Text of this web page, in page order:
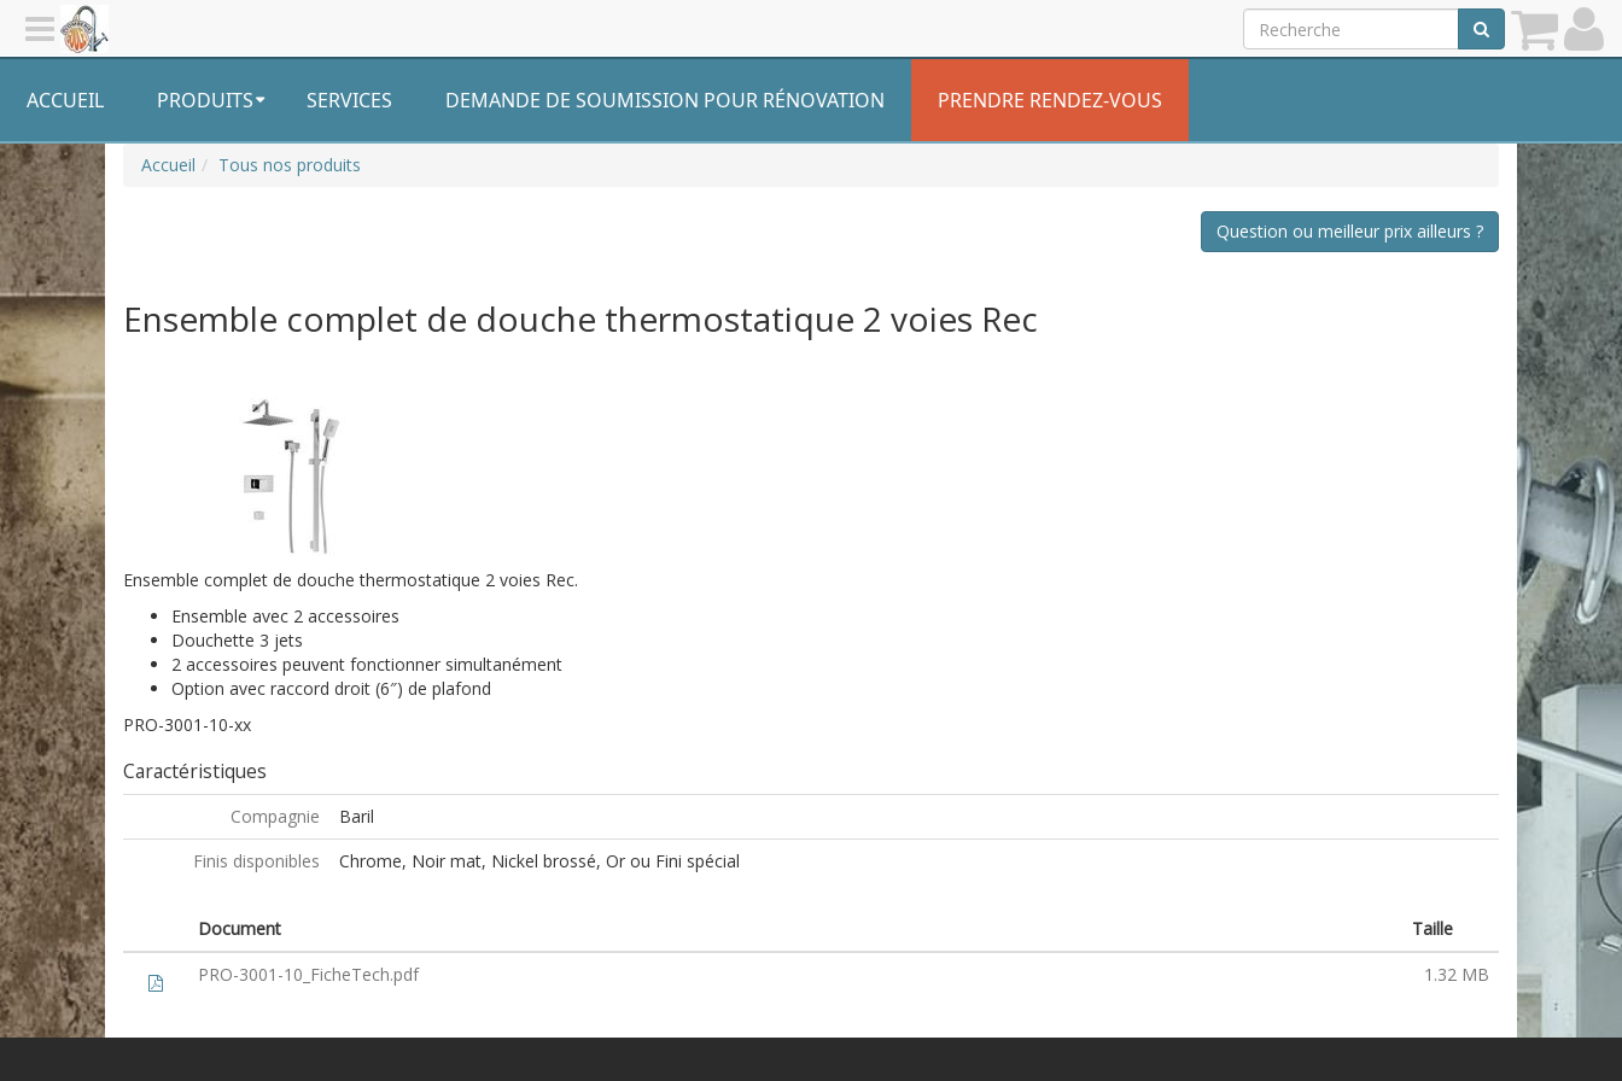
ACCUEIL PRODUITS SERVICES DEMANDE DE SOUMISSION POUR RÉNOVATION PRENDRE RENDEZ-VOUS
Accueil Tous nos produits
Question ou meilleur prix ailleurs ?
Ensemble complet de douche thermostatique 2 voies Rec
Ensemble complet de douche thermostatique 2 voies Rec.
Ensemble avec 2 accessoires
Douchette 3 jets
2 accessoires peuvent fonctionner simultanément
Option avec raccord droit (6″) de plafond
PRO-3001-10-xx
Caractéristiques
Compagnie
Baril
Finis disponibles
Chrome, Noir mat, Nickel brossé, Or ou Fini spécial
Document
Taille
PRO-3001-10_FicheTech.pdf
1.32 MB